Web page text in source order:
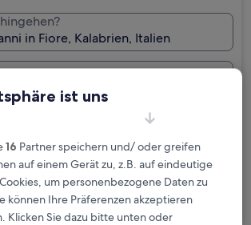
in Fiore, Kalabrien, Italien
Suchen
ist uns
16 Partner speichern und/ oder greifen
auf einem Gerät zu, z.B. auf eindeutige
um personenbezogene Daten zu
können Ihre Präferenzen akzeptieren
Klicken Sie dazu bitte unten oder